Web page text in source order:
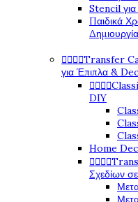
Stencil για
Παιδικά
Δημιουργία
Transfer
για Έπιπλα &

DIY
Home

Σχεδίων